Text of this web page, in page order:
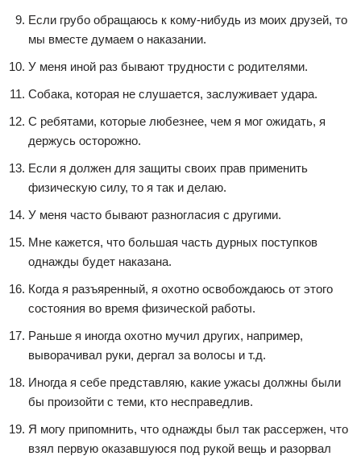
Если грубо обращаюсь к кому-нибудь из моих друзей, то
мы вместе думаем о наказании.
У меня иной раз бывают трудности с родителями.
Собака, которая не слушается, заслуживает удара.
С ребятами, которые любезнее, чем я мог ожидать, я
держусь осторожно.
Если я должен для защиты своих прав применить
физическую силу, то я так и делаю.
У меня часто бывают разногласия с другими.
Мне кажется, что большая часть дурных поступков
однажды будет наказана.
Когда я разъяренный, я охотно освобождаюсь от этого
состояния во время физической работы.
Раньше я иногда охотно мучил других, например,
выворачивал руки, дергал за волосы и т.д.
Иногда я себе представляю, какие ужасы должны были
бы произойти с теми, кто несправедлив.
Я могу припомнить, что однажды был так рассержен, что
взял первую оказавшуюся под рукой вещь и разорвал